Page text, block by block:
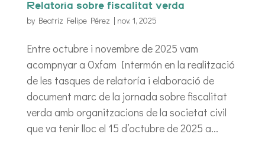
Relatoría sobre fiscalitat verda
by Beatriz Felipe Pérez | nov. 1, 2025
Entre octubre i novembre de 2025 vam
acompnyar a Oxfam Intermón en la realització
de les tasques de relatoría i elaboració de
document marc de la jornada sobre fiscalitat
verda amb organitzacions de la societat civil
que va tenir lloc el 15 d’octubre de 2025 a...